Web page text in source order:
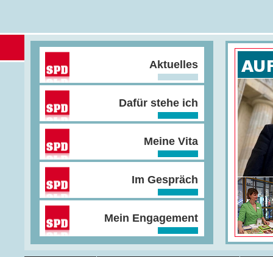
Aktuelles
Dafür stehe ich
Meine Vita
Im Gespräch
Mein Engagement